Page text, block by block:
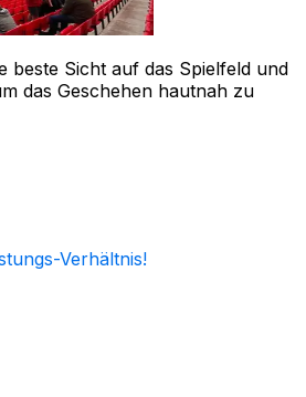
beste Sicht auf das Spielfeld und
das Geschehen hautnah zu
Verhältnis!